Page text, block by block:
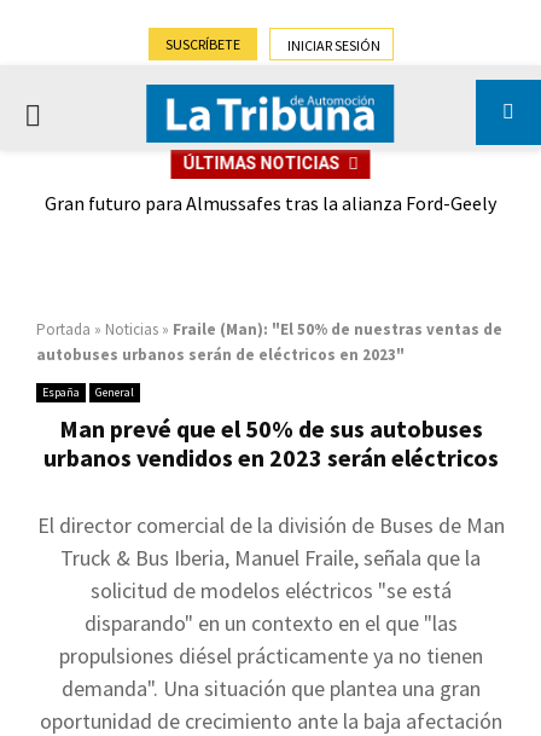
SUSCRÍBETE INICIAR SESIÓN
PRIMARY
ÚLTIMAS NOTICIAS
Gran futuro para Almussafes tras la alianza Ford-Geely
Portada » Noticias » Fraile (Man): "El 50% de nuestras ventas de
autobuses urbanos serán de eléctricos en 2023"
España General
Man prevé que el 50% de sus autobuses
urbanos vendidos en 2023 serán eléctricos
El director comercial de la división de Buses de Man
Truck & Bus Iberia, Manuel Fraile, señala que la
solicitud de modelos eléctricos "se está
disparando" en un contexto en el que "las
propulsiones diésel prácticamente ya no tienen
demanda". Una situación que plantea una gran
oportunidad de crecimiento ante la baja afectación